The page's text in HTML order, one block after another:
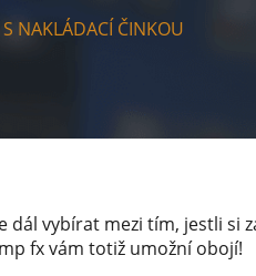
NAKLÁDACÍ ČINKOU
dál vybírat mezi tím, jestli si
fx vám totiž umožní obojí!